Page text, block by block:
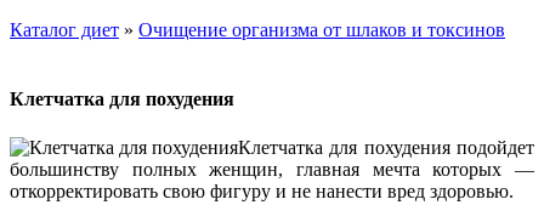
Каталог диет » Очищение организма от шлаков и токсинов
Клетчатка для похудения
Клетчатка для похудения подойдет
большинству полных женщин, главная мечта которых —
откорректировать свою фигуру и не нанести вред здоровью.